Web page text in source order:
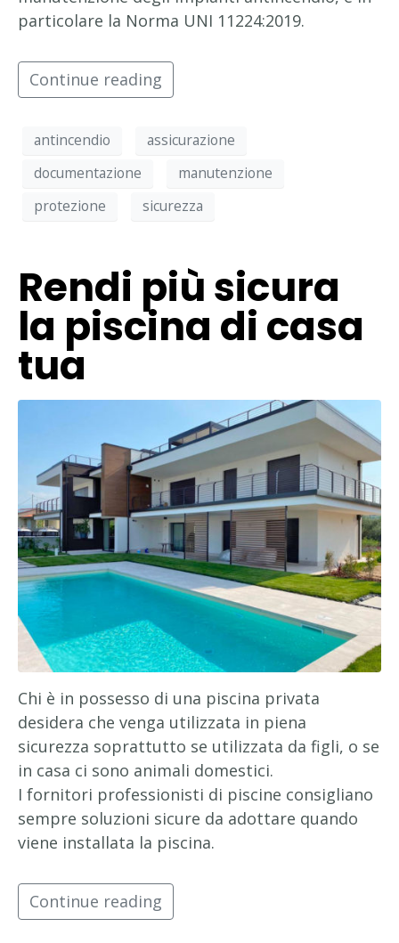
particolare la Norma UNI 11224:2019.
Continue reading
antincendio
assicurazione
documentazione
manutenzione
protezione
sicurezza
Rendi più sicura
la piscina di casa
tua
Chi è in possesso di una piscina privata
desidera che venga utilizzata in piena
sicurezza soprattutto se utilizzata da figli, o se
in casa ci sono animali domestici.
I fornitori professionisti di piscine consigliano
sempre soluzioni sicure da adottare quando
viene installata la piscina.
Continue reading